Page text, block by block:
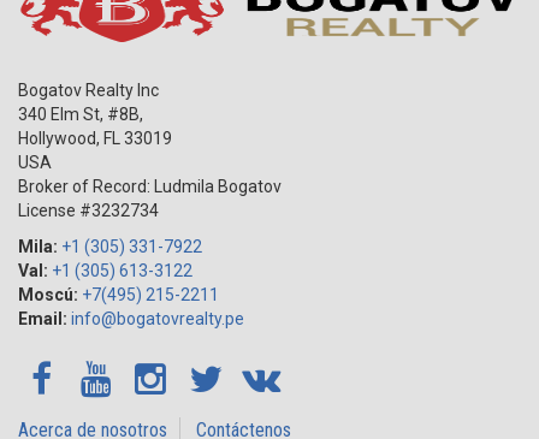
Bogatov Realty Inc
340 Elm St, #8B,
Hollywood, FL
33019
USA
Broker of Record: Ludmila Bogatov
License #3232734
Mila: +1 (305) 331-7922
Val: +1 (305) 613-3122
Moscú: +7(495) 215-2211
Email: info@bogatovrealty.pe
Acerca de nosotros Contáctenos